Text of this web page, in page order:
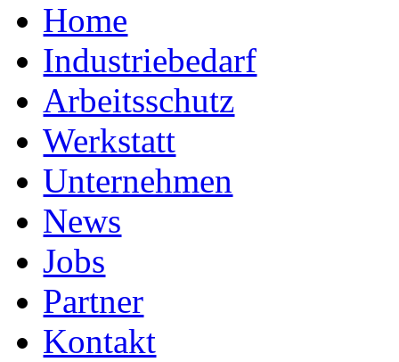
Home
Industriebedarf
Arbeitsschutz
Werkstatt
Unternehmen
News
Jobs
Partner
Kontakt